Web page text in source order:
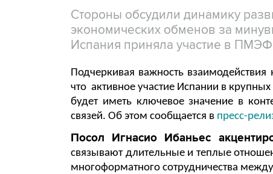
Стороны обсудили динамику
экономических обменов за
Испания приняла участие в ПМЭФ
Подчеркивая важность
что активное участие Испании в
будет иметь ключевое значение в
связей. Об этом сообщается в пресс-
Посол Игнасио Ибаньес
связывают длительные и теплые
многоформатного сотрудничества